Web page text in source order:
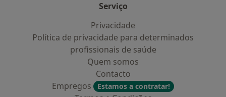
Serviço
Privacidade
Política de privacidade para determinados
profissionais de saúde
Quem somos
Contacto
Empregos
Estamos a contratar!